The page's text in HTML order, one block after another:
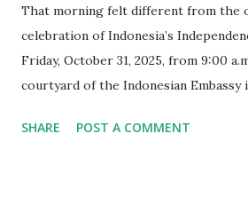
That morning felt different from the
celebration of Indonesia’s
Friday, October 31, 2025, from 9:00
courtyard of the Indonesian Embassy
symbolizing the enduring spirit of
SHARE POST A COMMENT